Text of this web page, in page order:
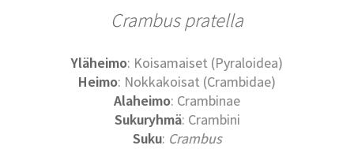
Crambus pratella
Yläheimo: Koisamaiset (Pyraloidea)
Heimo: Nokkakoisat (Crambidae)
Alaheimo: Crambinae
Sukuryhmä: Crambini
Suku: Crambus